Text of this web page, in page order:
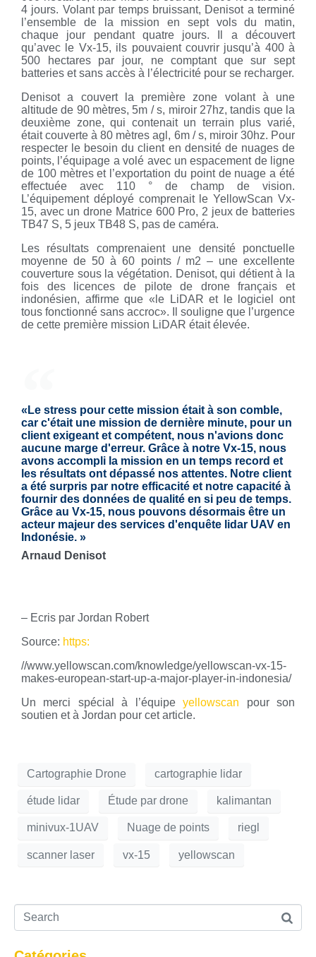
4 jours. Volant par temps bruissant, Denisot a terminé
l’ensemble de la mission en sept vols du matin,
chaque jour pendant quatre jours. Il a découvert
qu’avec le Vx-15, ils pouvaient couvrir jusqu’à 400 à
500 hectares par jour, ne comptant que sur sept
batteries et sans accès à l’électricité pour se recharger.
Denisot a couvert la première zone volant à une
altitude de 90 mètres, 5m / s, miroir 27hz, tandis que la
deuxième zone, qui contenait un terrain plus varié,
était couverte à 80 mètres agl, 6m / s, miroir 30hz. Pour
respecter le besoin du client en densité de nuages ​​de
points, l’équipage a volé avec un espacement de ligne
de 100 mètres et l’exportation du point de nuage a été
effectuée avec 110 ° de champ de vision.
L’équipement déployé comprenait le YellowScan Vx-
15, avec un drone Matrice 600 Pro, 2 jeux de batteries
TB47 S, 5 jeux TB48 S, pas de caméra.
Les résultats comprenaient une densité ponctuelle
moyenne de 50 à 60 points / m2 – une excellente
couverture sous la végétation. Denisot, qui détient à la
fois des licences de pilote de drone français et
indonésien, affirme que «le LiDAR et le logiciel ont
tous fonctionné sans accroc». Il souligne que l’urgence
de cette première mission LiDAR était élevée.
«Le stress pour cette mission était à son comble,
car c'était une mission de dernière minute, pour un
client exigeant et compétent, nous n'avions donc
aucune marge d'erreur. Grâce à notre Vx-15, nous
avons accompli la mission en un temps record et
les résultats ont dépassé nos attentes. Notre client
a été surpris par notre efficacité et notre capacité à
fournir des données de qualité en si peu de temps.
Grâce au Vx-15, nous pouvons désormais être un
acteur majeur des services d'enquête lidar UAV en
Indonésie. »
Arnaud Denisot
– Ecris par Jordan Robert
Source: https:
//www.yellowscan.com/knowledge/yellowscan-vx-15-
makes-european-start-up-a-major-player-in-indonesia/
Un merci spécial à l’équipe yellowscan pour son
soutien et à Jordan pour cet article.
Cartographie Drone cartographie lidar
étude lidar Étude par drone kalimantan
minivux-1UAV Nuage de points riegl
scanner laser vx-15 yellowscan